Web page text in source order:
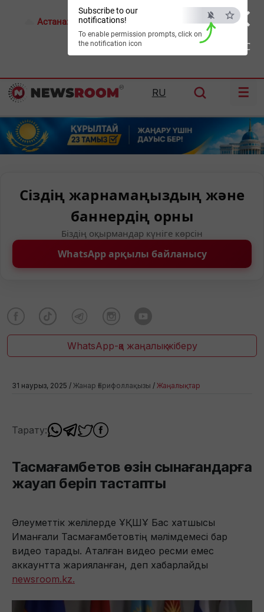
×
ESC
Subscribe to our
notifications!
To enable permission prompts, click on
the notification icon
Астана: 26°C Алматы: Шымкент:39°C
RU ☰
Сіздің жарнамаңыздың және
баннердің орны
Біздің оқырмандар күніге көрсін
WhatsApp арқылы байланысу
WhatsApp-қа жаңалық жіберу
31 наурыз, 2025 / Жанар Ғарифоллақызы / Жаңалықтар
Тарату:
Тасмағамбетов өзін сынағандарға
жауап беріп тастапты
Әлеуметтік желілерде ҰҚШҰ Бас хатшысы
Иманғали Тасмағамбетовтің мәлімдемесі бар
видео тарады. Аталған видео ресми емес
аккаунтта жарияланған, деп хабарлайды
newsroom.kz.